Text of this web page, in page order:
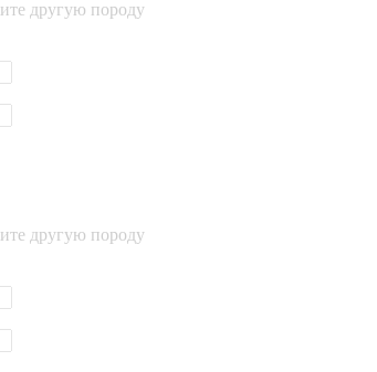
другую породу
другую породу